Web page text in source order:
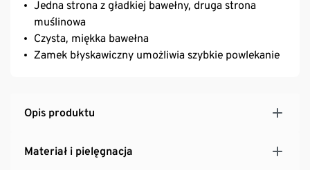
Jedna strona z gładkiej bawełny, druga strona
muślinowa
Czysta, miękka bawełna
Zamek błyskawiczny umożliwia szybkie powlekanie
Opis produktu
Materiał i pielęgnacja